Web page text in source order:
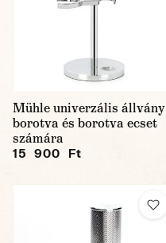
Mühle univerzális állvány
borotva és borotva ecset
számára
15 900 Ft